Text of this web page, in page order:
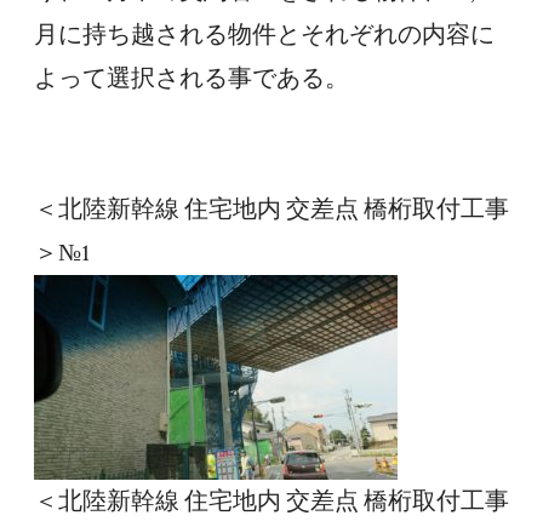
月に持ち越される物件とそれぞれの内容に
よって選択される事である。
＜北陸新幹線 住宅地内 交差点 橋桁取付工事
＞№1
＜北陸新幹線 住宅地内 交差点 橋桁取付工事